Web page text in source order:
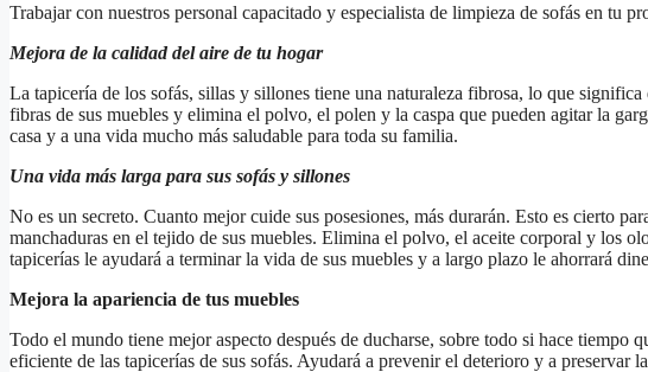
Trabajar con nuestros personal capacitado y especialista de limpieza de sofás en tu
Mejora de la calidad del aire de tu hogar
La tapicería de los sofás, sillas y sillones tiene una naturaleza fibrosa, lo que
fibras de sus muebles y elimina el polvo, el polen y la caspa que pueden agitar la
casa y a una vida mucho más saludable para toda su familia.
Una vida más larga para sus sofás y sillones
No es un secreto. Cuanto mejor cuide sus posesiones, más durarán. Esto es cierto
manchaduras en el tejido de sus muebles. Elimina el polvo, el aceite corporal y los
tapicerías le ayudará a terminar la vida de sus muebles y a largo plazo le ahorrará
Mejora la apariencia de tus muebles
Todo el mundo tiene mejor aspecto después de ducharse, sobre todo si hace
eficiente de las tapicerías de sus sofás. Ayudará a prevenir el deterioro y a